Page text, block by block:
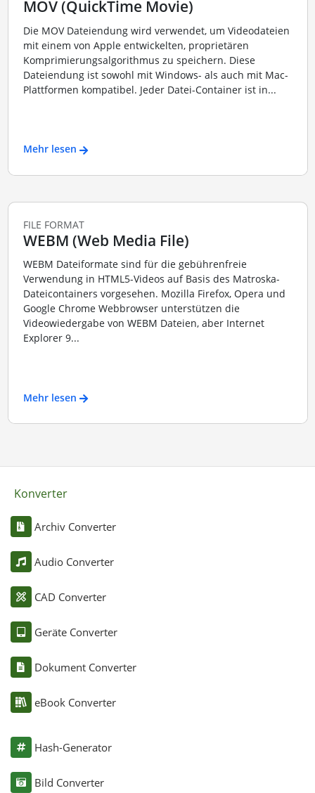
MOV (QuickTime Movie)
Die MOV Dateiendung wird verwendet, um Videodateien
mit einem von Apple entwickelten, proprietären
Komprimierungsalgorithmus zu speichern. Diese
Dateiendung ist sowohl mit Windows- als auch mit Mac-
Plattformen kompatibel. Jeder Datei-Container ist in...
Mehr lesen
FILE FORMAT
WEBM (Web Media File)
WEBM Dateiformate sind für die gebührenfreie
Verwendung in HTML5-Videos auf Basis des Matroska-
Dateicontainers vorgesehen. Mozilla Firefox, Opera und
Google Chrome Webbrowser unterstützen die
Videowiedergabe von WEBM Dateien, aber Internet
Explorer 9...
Mehr lesen
Konverter
Archiv Converter
Audio Converter
CAD Converter
Geräte Converter
Dokument Converter
eBook Converter
Hash-Generator
Bild Converter